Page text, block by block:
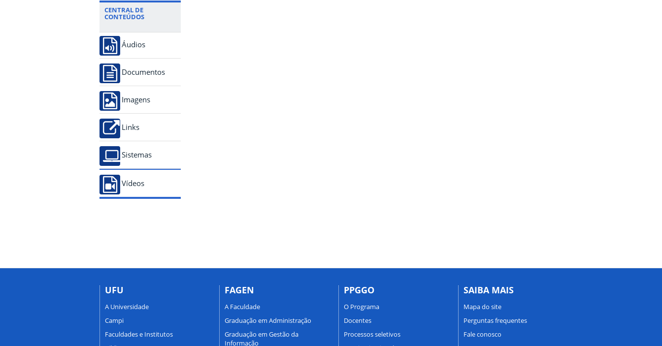
CENTRAL DE
CONTEÚDOS
Áudios
Documentos
Imagens
Links
Sistemas
Vídeos
UFU
A Universidade
Campi
Faculdades e Institutos
FAGEN
A Faculdade
Graduação em Administração
Graduação em Gestão da
Informação
PPGGO
O Programa
Docentes
Processos seletivos
SAIBA MAIS
Mapa do site
Perguntas frequentes
Fale conosco